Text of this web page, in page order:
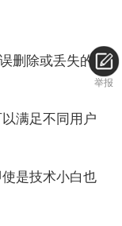
删除或丢失的
满足不同用户
是技术小白也
举报